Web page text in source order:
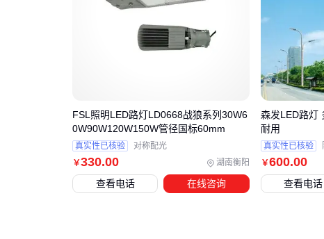
￥330.00 湖南衡阳
FSL照明LED路灯LD0668战狼系列30W6
0W90W120W150W管径国标60mm
真实性已核验 对称配光
查看电话 在线咨询
￥600.00
森发LED路灯
耐用
真实性已核验
查看电话